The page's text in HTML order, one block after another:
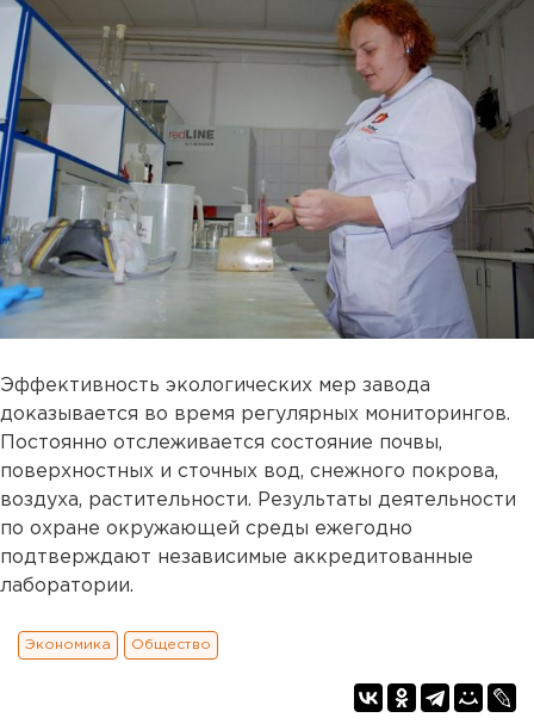
Эффективность экологических мер завода
доказывается во время регулярных мониторингов.
Постоянно отслеживается состояние почвы,
поверхностных и сточных вод, снежного покрова,
воздуха, растительности. Результаты деятельности
по охране окружающей среды ежегодно
подтверждают независимые аккредитованные
лаборатории.
Экономика Общество